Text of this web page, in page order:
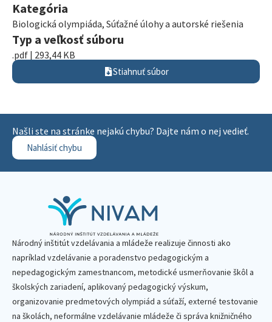
Kategória
Biologická olympiáda, Súťažné úlohy a autorské riešenia
Typ a veľkosť súboru
.pdf | 293,44 KB
Stiahnuť súbor
Našli ste na stránke nejakú chybu? Dajte nám o nej vedieť.
Nahlásiť chybu
Národný inštitút vzdelávania a mládeže realizuje činnosti ako
napríklad vzdelávanie a poradenstvo pedagogickým a
nepedagogickým zamestnancom, metodické usmerňovanie škôl a
školských zariadení, aplikovaný pedagogický výskum,
organizovanie predmetových olympiád a súťaží, externé testovanie
na školách, neformálne vzdelávanie mládeže či správa knižničného